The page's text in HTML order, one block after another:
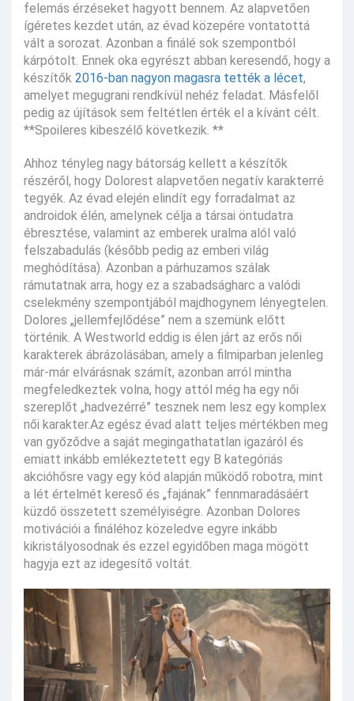
felemás érzéseket hagyott bennem. Az alapvetően
ígéretes kezdet után, az évad közepére vontatottá
vált a sorozat. Azonban a finálé sok szempontból
kárpótolt. Ennek oka egyrészt abban keresendő, hogy a
készítők 2016-ban nagyon magasra tették a lécet,
amelyet megugrani rendkívül nehéz feladat. Másfelől
pedig az újítások sem feltétlen érték el a kívánt célt.
**Spoileres kibeszélő következik. **
Ahhoz tényleg nagy bátorság kellett a készítők
részéről, hogy Dolorest alapvetően negatív karakterré
tegyék. Az évad elején elindít egy forradalmat az
androidok élén, amelynek célja a társai öntudatra
ébresztése, valamint az emberek uralma alól való
felszabadulás (később pedig az emberi világ
meghódítása). Azonban a párhuzamos szálak
rámutatnak arra, hogy ez a szabadságharc a valódi
cselekmény szempontjából majdhogynem lényegtelen.
Dolores „jellemfejlődése” nem a szemünk előtt
történik. A Westworld eddig is élen járt az erős női
karakterek ábrázolásában, amely a filmiparban jelenleg
már-már elvárásnak számít, azonban arról mintha
megfeledkeztek volna, hogy attól még ha egy női
szereplőt „hadvezérré” tesznek nem lesz egy komplex
női karakter.Az egész évad alatt teljes mértékben meg
van győződve a saját megingathatatlan igazáról és
emiatt inkább emlékeztetett egy B kategóriás
akcióhősre vagy egy kód alapján működő robotra, mint
a lét értelmét kereső és „fajának” fennmaradásáért
küzdő összetett személyiségre. Azonban Dolores
motivációi a fináléhoz közeledve egyre inkább
kikristályosodnak és ezzel egyidőben maga mögött
hagyja ezt az idegesítő voltát.